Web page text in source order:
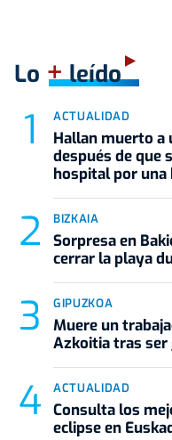
Lo +leído
ACTUALIDAD
Hallan muerto a
después de que
hospital por una
BIZKAIA
Sorpresa en
cerrar la playa
GIPUZKOA
Muere un
Azkoitia tras ser
ACTUALIDAD
Consulta los
eclipse en